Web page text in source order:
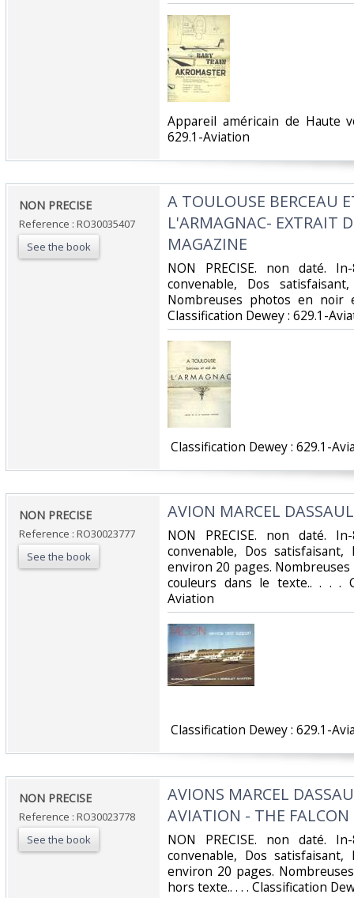
‎Appareil américain de Haute
629.1-Aviation‎
‎NON PRECISE‎
Reference : RO30035407
See the book
‎A TOULOUSE BERCEAU
L'ARMAGNAC- EXTRAIT
MAGAZINE‎
‎NON PRECISE. non daté.
convenable, Dos
Nombreuses photos en
Classification Dewey : 629.1-
Classification Dewey : 629.1-
‎NON PRECISE‎
Reference : RO30023777
See the book
‎AVION MARCEL
‎NON PRECISE. non daté.
convenable, Dos
environ 20 pages.
couleurs dans le texte.. . . .
Aviation‎
Classification Dewey : 629.1-
‎NON PRECISE‎
Reference : RO30023778
See the book
‎AVIONS MARCEL
AVIATION - THE FALCON
‎NON PRECISE. non daté.
convenable, Dos
environ 20 pages.
hors texte.. . . . Classification